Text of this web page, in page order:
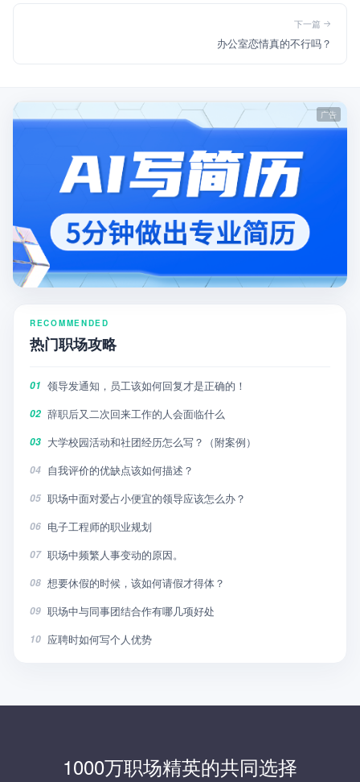
下一篇
办公室恋情真的不行吗？
RECOMMENDED
热门职场攻略
01 领导发通知，员工该如何回复才是正确的！
02 辞职后又二次回来工作的人会面临什么
03 大学校园活动和社团经历怎么写？（附案例）
04 自我评价的优缺点该如何描述？
05 职场中面对爱占小便宜的领导应该怎么办？
06 电子工程师的职业规划
07 职场中频繁人事变动的原因。
08 想要休假的时候，该如何请假才得体？
09 职场中与同事团结合作有哪几项好处
10 应聘时如何写个人优势
1000万职场精英的共同选择